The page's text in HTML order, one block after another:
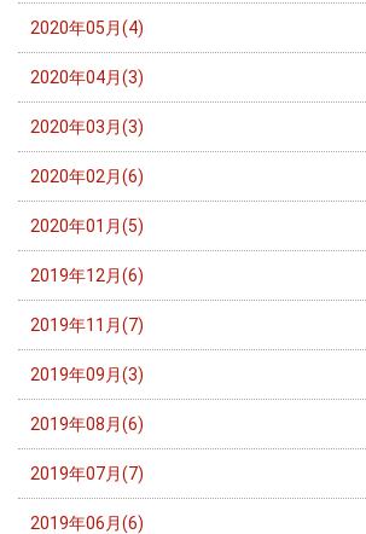
2020年05月(4)
2020年04月(3)
2020年03月(3)
2020年02月(6)
2020年01月(5)
2019年12月(6)
2019年11月(7)
2019年09月(3)
2019年08月(6)
2019年07月(7)
2019年06月(6)